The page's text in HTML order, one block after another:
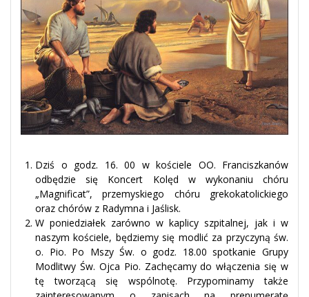
Dziś o godz. 16. 00 w kościele OO. Franciszkanów
odbędzie się Koncert Kolęd w wykonaniu chóru
„Magnificat”, przemyskiego chóru grekokatolickiego
oraz chórów z Radymna i Jaślisk.
W poniedziałek zarówno w kaplicy szpitalnej, jak i w
naszym kościele, będziemy się modlić za przyczyną św.
o. Pio. Po Mszy Św. o godz. 18.00 spotkanie Grupy
Modlitwy Św. Ojca Pio. Zachęcamy do włączenia się w
tę tworzącą się wspólnotę. Przypominamy także